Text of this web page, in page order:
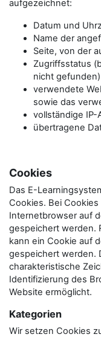
aufgezeichnet:
Datum und
Name der
Seite, von der
Zugriffsstatus
nicht gefunden)
verwendete
sowie das
vollständige
übertragene
Cookies
Das E-
Cookies. Bei
Internetbrowser auf
gespeichert werden.
kann ein Cookie auf
gespeichert werden.
charakteristische
Identifizierung des
Website ermöglicht.
Kategorien
Wir setzen Cookies